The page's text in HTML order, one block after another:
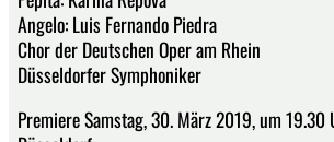
Angelo: Luis Fernando Piedra
Chor der Deutschen Oper am Rhein
Düsseldorfer Symphoniker
Premiere Samstag, 30. März 2019, um 19.30